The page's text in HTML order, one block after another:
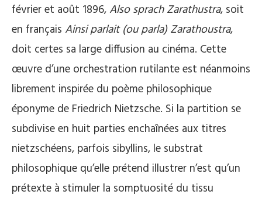
février et août 1896, Also sprach Zarathustra, soit
en français Ainsi parlait (ou parla) Zarathoustra,
doit certes sa large diffusion au cinéma. Cette
œuvre d’une orchestration rutilante est néanmoins
librement inspirée du poème philosophique
éponyme de Friedrich Nietzsche. Si la partition se
subdivise en huit parties enchaînées aux titres
nietzschéens, parfois sibyllins, le substrat
philosophique qu’elle prétend illustrer n’est qu’un
prétexte à stimuler la somptuosité du tissu